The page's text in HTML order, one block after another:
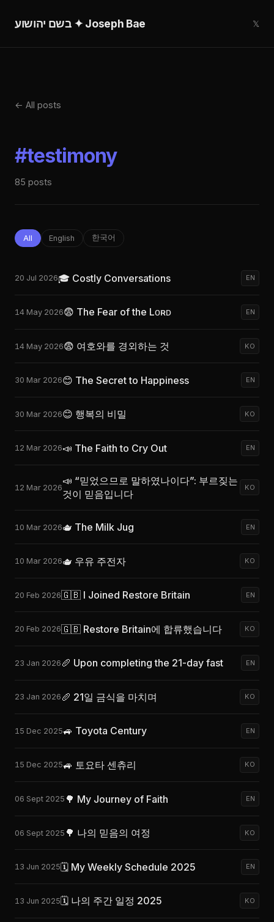
בשם יהושוע ✦ Joseph Bae 𝕏
← All posts
#testimony
85 posts
All English 한국어
20 Jul 2026🎓 Costly Conversations EN
14 May 2026😨 The Fear of the Lᴏʀᴅ EN
14 May 2026😨 여호와를 경외하는 것 KO
30 Mar 2026😊 The Secret to Happiness EN
30 Mar 2026😊 행복의 비밀 KO
12 Mar 2026📣 The Faith to Cry Out EN
12 Mar 2026
📣 “믿었으므로 말하였나이다”: 부르짖는
것이 믿음입니다
KO
10 Mar 2026🫖 The Milk Jug EN
10 Mar 2026🫖 우유 주전자 KO
20 Feb 2026🇬🇧 I Joined Restore Britain EN
20 Feb 2026🇬🇧 Restore Britain에 합류했습니다 KO
23 Jan 2026 🥖 Upon completing the 21-day fast EN
23 Jan 2026 🥖 21일 금식을 마치며 KO
15 Dec 2025🚙 Toyota Century EN
15 Dec 2025🚙 토요타 센츄리 KO
06 Sept 2025 🌳 My Journey of Faith EN
06 Sept 2025 🌳 나의 믿음의 여정 KO
13 Jun 2025🗓 My Weekly Schedule 2025 EN
13 Jun 2025🗓 나의 주간 일정 2025 KO